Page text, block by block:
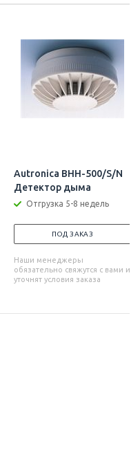
Autronica BHH-500/S/N
Детектор дыма
Отгрузка 5-8 недель
ПОД ЗАКАЗ
Наши менеджеры
обязательно свяжутся с вами и
уточнят условия заказа